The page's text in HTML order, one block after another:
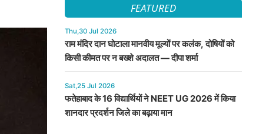
FEATURED
Thu,30 Jul 2026
राम मंदिर दान घोटाला मानवीय मूल्यों पर कलंक, दोषियों को
किसी कीमत पर न बख्शे अदालत — दीपा शर्मा
Sat,25 Jul 2026
फतेहाबाद के 16 विद्यार्थियों ने NEET UG 2026 में किया
शानदार प्रदर्शन जिले का बढ़ाया मान